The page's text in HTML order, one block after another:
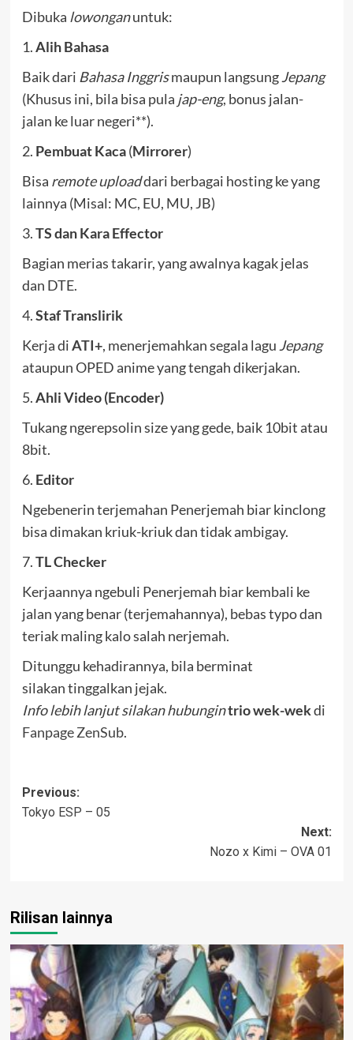
Dibuka lowonganuntuk:
1.Alih Bahasa
Baik dari Bahasa Inggrismaupun langsungJepang
(Khusus ini, bila bisa pula jap-eng, bonus jalan-
jalan ke luar negeri**).
2. Pembuat Kaca(Mirrorer)
Bisa remote uploaddari berbagai hosting ke yang
lainnya (Misal: MC, EU, MU, JB)
3.TS dan Kara Effector
Bagian merias takarir, yang awalnya kagak jelas
dan DTE.
4.Staf Translirik
Kerja diATI+, menerjemahkan segala lagu Jepang
ataupun OPED anime yang tengah dikerjakan.
5.Ahli Video (Encoder)
Tukang ngerepsolin size yang gede, baik 10bit atau
8bit.
6. Editor
Ngebenerin terjemahan Penerjemah biar kinclong
bisa dimakan kriuk-kriuk dan tidak ambigay.
7.TL Checker
Kerjaannya ngebuli Penerjemah biar kembali ke
jalan yang benar (terjemahannya), bebas typo dan
teriak maling kalo salah nerjemah.
Ditunggu kehadirannya, bila berminat
silakan tinggalkan jejak.
Info lebih lanjut silakan hubungintrio wek-wekdi
Fanpage ZenSub.
Post
navigation
Previous:
Tokyo ESP – 05
Next:
Nozo x Kimi – OVA 01
Rilisan lainnya